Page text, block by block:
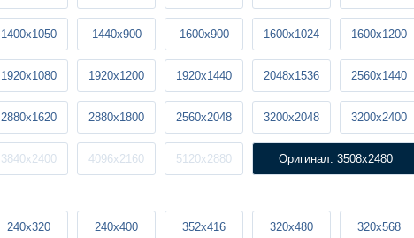
1400x1050 1440x900 1600x900 1600x1024 1600x1200
1920x1080 1920x1200 1920x1440 2048x1536 2560x1440
2880x1620 2880x1800 2560x2048 3200x2048 3200x2400
3840x2400 4096x2160 5120x2880 Оригинал: 3508x2480
240x320 240x400 352x416 320x480 320x568